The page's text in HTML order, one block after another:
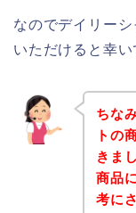
なのでデイリー
いただけると幸い
ちな
トの
きま
商品
考に